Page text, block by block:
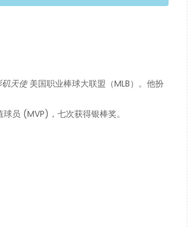
天使美国职业棒球大联盟（MLB）。他扮
员 (MVP)，七次获得银棒奖。